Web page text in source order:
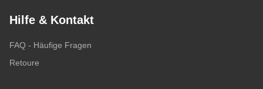
Hilfe & Kontakt
FAQ - Häufige Fragen
Retoure